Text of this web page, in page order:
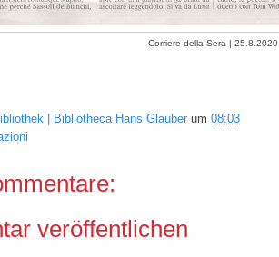
Corriere della Sera | 25.8.2020
| Bibliotheca Hans Glauber um 08:03
veröffentlichen